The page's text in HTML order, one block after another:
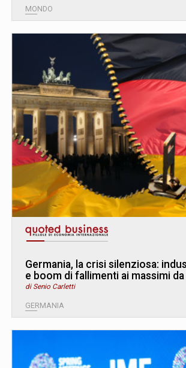
MONDO
Germania, la crisi silenziosa:
e boom di fallimenti ai massimi da
di Senio Carletti
GERMANIA